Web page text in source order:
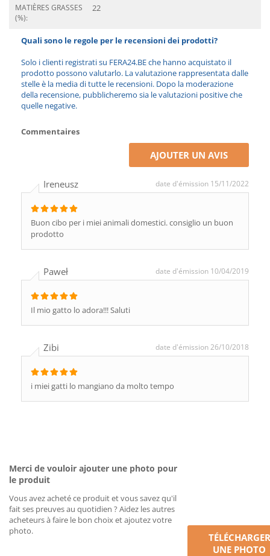
MATIÈRES GRASSES
(%):
22
Quali sono le regole per le recensioni dei prodotti?
Solo i clienti registrati su FERA24.BE che hanno acquistato il
prodotto possono valutarlo. La valutazione rappresentata dalle
stelle è la media di tutte le recensioni. Dopo la moderazione
della recensione, pubblicheremo sia le valutazioni positive che
quelle negative.
Commentaires
AJOUTER UN AVIS
Ireneusz date d'émission 15/11/2022
Buon cibo per i miei animali domestici. consiglio un buon
prodotto
Paweł date d'émission 10/04/2019
Il mio gatto lo adora!!! Saluti
Zibi date d'émission 26/10/2018
i miei gatti lo mangiano da molto tempo
Merci de vouloir ajouter une photo pour
le produit
Vous avez acheté ce produit et vous savez qu'il
fait ses preuves au quotidien ? Aidez les autres
acheteurs à faire le bon choix et ajoutez votre
photo.
TÉLÉCHARGER
UNE PHOTO